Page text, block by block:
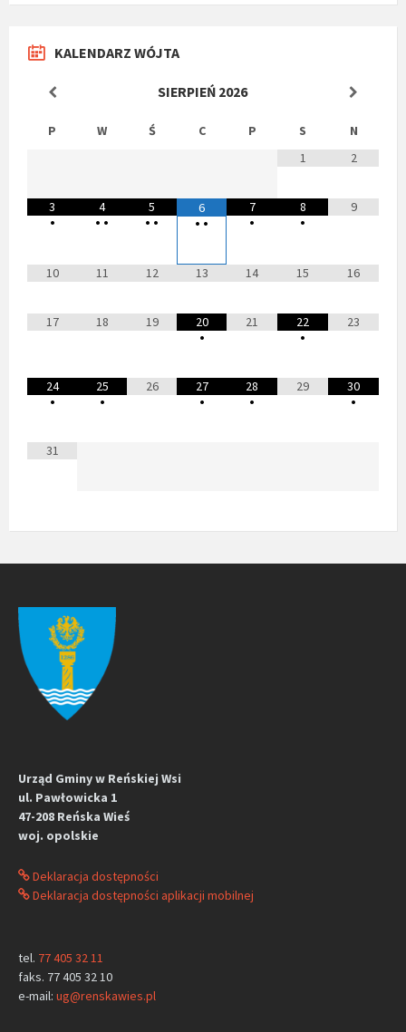
KALENDARZ WÓJTA
SIERPIEŃ 2026
P W Ś C P S
N
1
2
3
•
4
• •
5
• •
6
• •
7
•
8
•
9
10 11 12 13 14 15 16
17 18 19
20
•
21
22
•
23
24
•
25
•
26
27
•
28
•
29
30
•
31
Urząd Gminy w Reńskiej Wsi
ul. Pawłowicka 1
47-208 Reńska Wieś
woj. opolskie
Deklaracja dostępności
Deklaracja dostępności aplikacji mobilnej
tel. 77 405 32 11
faks. 77 405 32 10
e-mail: ug@renskawies.pl